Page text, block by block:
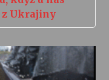
Ukrajiny